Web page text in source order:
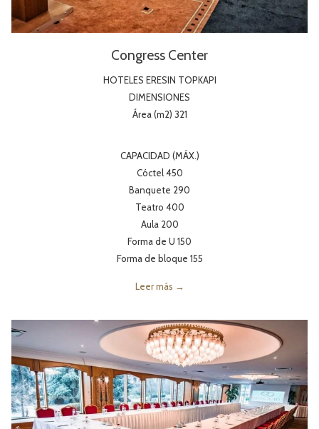
Congress Center
HOTELES ERESIN TOPKAPI
DIMENSIONES
Área (m2) 321
CAPACIDAD (MÁX.)
Cóctel 450
Banquete 290
Teatro 400
Aula 200
Forma de U 150
Forma de bloque 155
Leer más